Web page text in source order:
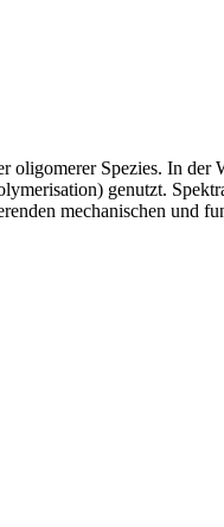
Spezies. In
genutzt.
mechanischen und